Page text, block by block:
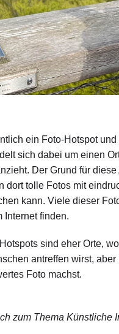
ein Foto-Hotspot
sich dabei um einen
Der Grund für
dort tolle Fotos mit
kann. Viele dieser
Internet finden.
sind eher Orte,
antreffen wirst, aber
Foto machst.
zum Thema Künstliche